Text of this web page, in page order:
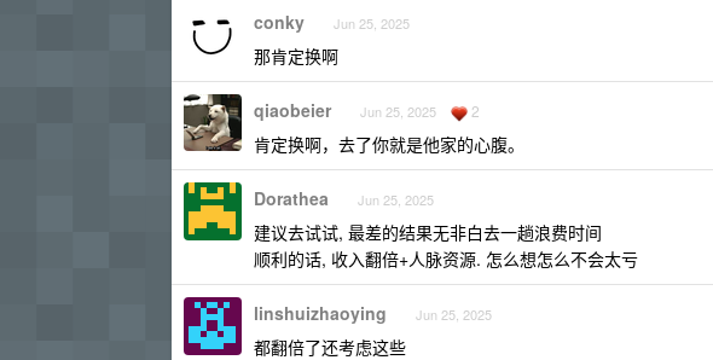
conky Jun 25, 2025
那肯定换啊
qiaobeier Jun 25, 2025 2
肯定换啊，去了你就是他家的心腹。
Dorathea Jun 25, 2025
建议去试试, 最差的结果无非白去一趟浪费时间
顺利的话, 收入翻倍+人脉资源. 怎么想怎么不会太亏
linshuizhaoying Jun 25, 2025
都翻倍了还考虑这些